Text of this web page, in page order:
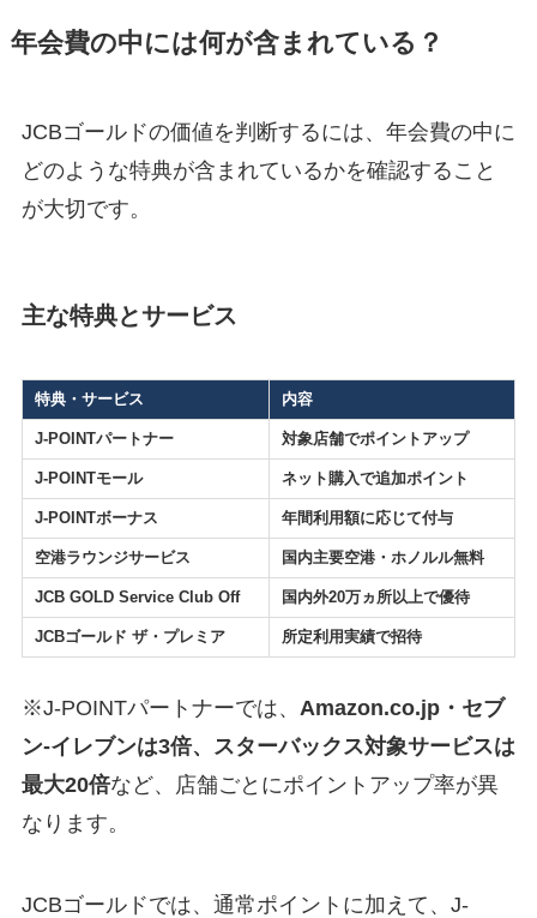
年会費の中には何が含まれている？
JCBゴールドの価値を判断するには、年会費の中に
どのような特典が含まれているかを確認すること
が大切です。
主な特典とサービス
特典・サービス 内容
J-POINTパートナー 対象店舗でポイントアップ
J-POINTモール ネット購入で追加ポイント
J-POINTボーナス 年間利用額に応じて付与
空港ラウンジサービス 国内主要空港・ホノルル無料
JCB GOLD Service Club Off 国内外20万ヵ所以上で優待
JCBゴールド ザ・プレミア 所定利用実績で招待
※J-POINTパートナーでは、 Amazon.co.jp・セブ
ン‐イレブンは3倍、スターバックス対象サービスは
最大20倍など、店舗ごとにポイントアップ率が異
なります。
JCBゴールドでは、通常ポイントに加えて、J-